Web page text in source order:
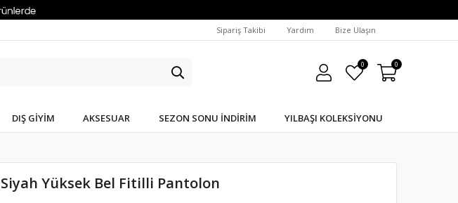
Sipariş Takibi Yardım Bize Ulaşın
0 0
DIŞ GIYIM AKSESUAR SEZON SONU İNDIRIM YILBAŞI KOLEKSIYONU
Siyah Yüksek Bel Fitilli Pantolon